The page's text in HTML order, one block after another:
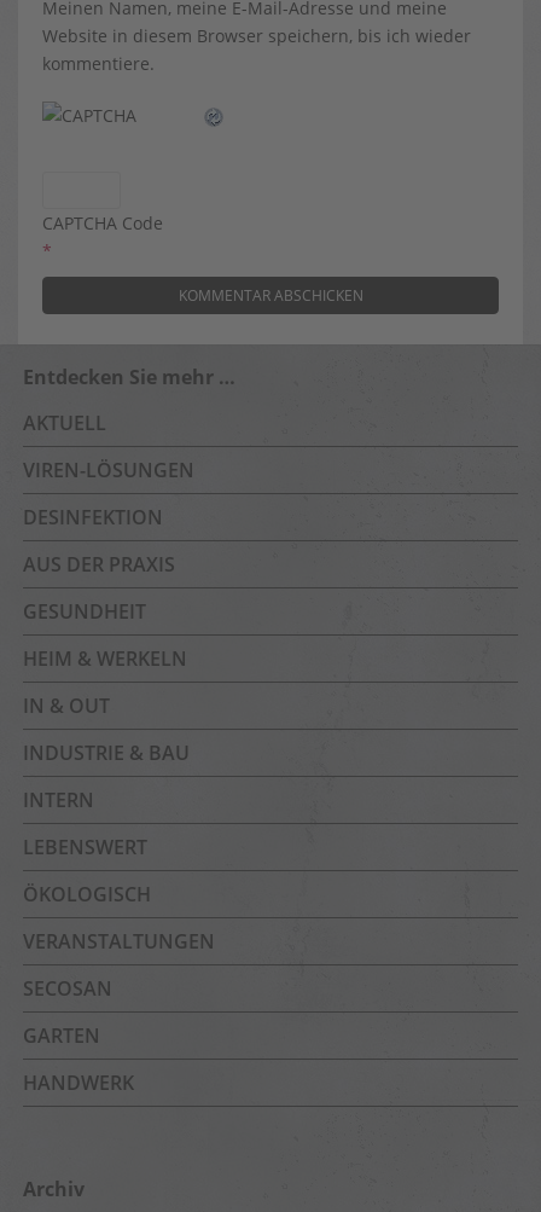
Meinen Namen, meine E-Mail-Adresse und meine
Website in diesem Browser speichern, bis ich wieder
kommentiere.
CAPTCHA Code
*
Entdecken Sie mehr …
AKTUELL
VIREN-LÖSUNGEN
DESINFEKTION
AUS DER PRAXIS
GESUNDHEIT
HEIM & WERKELN
IN & OUT
INDUSTRIE & BAU
INTERN
LEBENSWERT
ÖKOLOGISCH
VERANSTALTUNGEN
SECOSAN
GARTEN
HANDWERK
Archiv